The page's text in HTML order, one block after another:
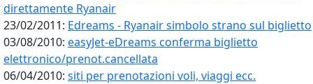
direttamente Ryanair
23/02/2011: Edreams - Ryanair simbolo strano sul biglietto
03/08/2010: easyJet-eDreams conferma biglietto
elettronico/prenot.cancellata
06/04/2010: siti per prenotazioni voli, viaggi ecc.